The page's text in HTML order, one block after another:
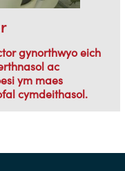
gynorthwyo eich
ac
ym maes
cymdeithasol.